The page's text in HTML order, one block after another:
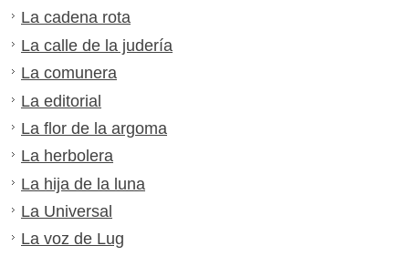
La cadena rota
La calle de la judería
La comunera
La editorial
La flor de la argoma
La herbolera
La hija de la luna
La Universal
La voz de Lug